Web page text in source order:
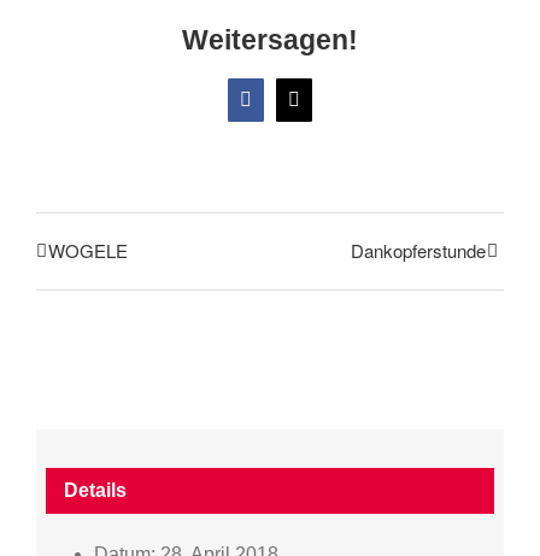
Weitersagen!
Facebook
X
WOGELE Dankopferstunde
Details